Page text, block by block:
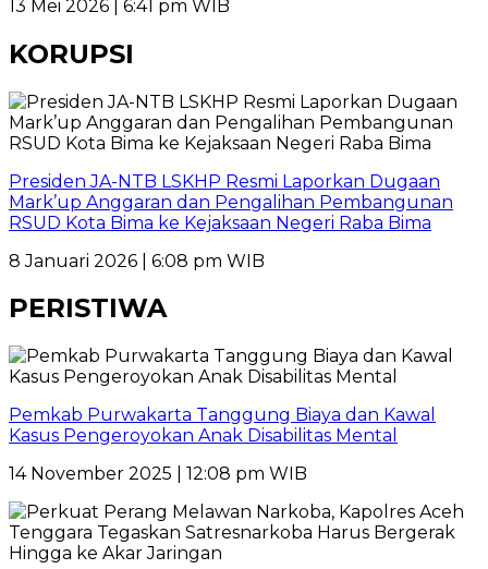
13 Mei 2026 | 6:41 pm WIB
KORUPSI
Presiden JA-NTB LSKHP Resmi Laporkan Dugaan
Mark’up Anggaran dan Pengalihan Pembangunan
RSUD Kota Bima ke Kejaksaan Negeri Raba Bima
8 Januari 2026 | 6:08 pm WIB
PERISTIWA
Pemkab Purwakarta Tanggung Biaya dan Kawal
Kasus Pengeroyokan Anak Disabilitas Mental
14 November 2025 | 12:08 pm WIB